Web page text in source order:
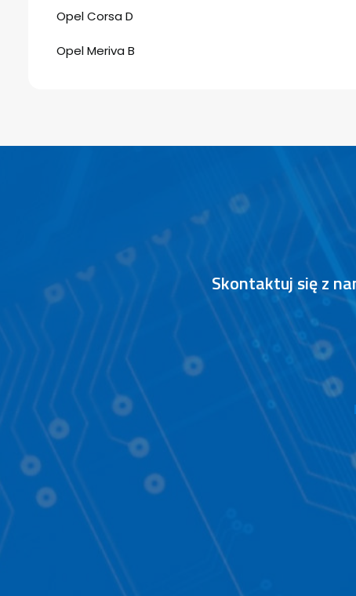
Opel Corsa D
Opel Meriva B
Skontaktuj się z